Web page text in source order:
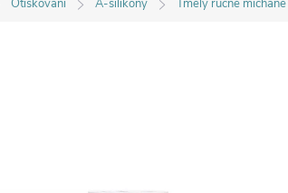
Otiskování A-silikony Tmely ručně míchané